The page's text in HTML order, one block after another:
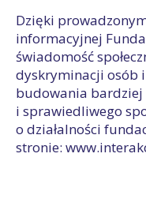
Dzięki
informacyjnej
świadomość
dyskryminacji osób
budowania bardziej
i sprawiedliwego
o działalności
stronie: